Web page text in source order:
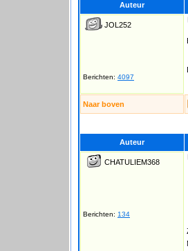
Auteur
JOL252
Berichten: 4097
Naar boven
Auteur
CHATULIEM368
Berichten: 134